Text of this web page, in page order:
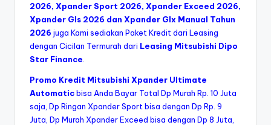
2026, Xpander Sport 2026, Xpander Exceed 2026,
Xpander Gls 2026 dan Xpander Glx Manual Tahun
2026 juga Kami sediakan Paket Kredit dari Leasing
dengan Cicilan Termurah dari Leasing Mitsubishi Dipo
Star Finance
Promo Kredit Mitsubishi Xpander Ultimate
Automaticbisa Anda Bayar Total Dp Murah Rp. 10 Juta
saja, Dp Ringan Xpander Sport bisa dengan Dp Rp. 9
Juta, Dp Murah Xpander Exceed bisa dengan Dp 8 Juta,